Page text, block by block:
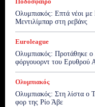
Ολυμπιακός: Επτά νέοι με
Μεντιλίμπαρ στη ρεβάνς
Euroleague
Ολυμπιακός: Προτάθηκε ο
φόργουορντ του Ερυθρού
Ολυμπιακός
Ολυμπιακός: Στη λίστα ο
φορ της Ρίο Άβε